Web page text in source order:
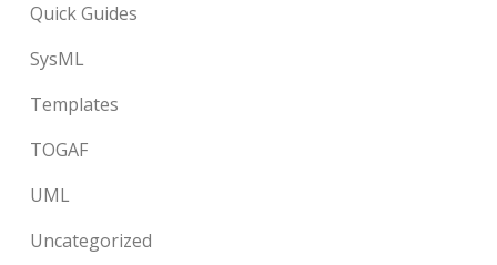
Quick Guides
SysML
Templates
TOGAF
UML
Uncategorized